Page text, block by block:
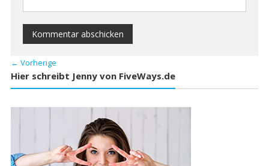
← Vorherige
Hier schreibt Jenny von FiveWays.de